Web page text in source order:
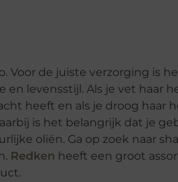
Voor de juiste verzorging is
en levensstijl. Als je vet haar
heeft en als je droog haar
is het belangrijk dat je
oliën. Ga op zoek naar
Redken heeft een groot